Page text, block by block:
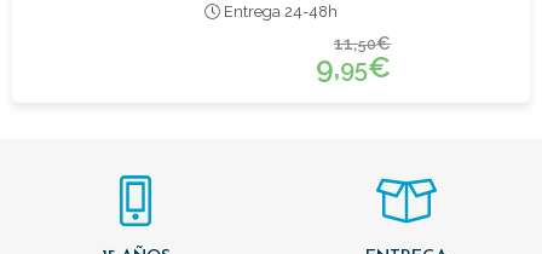
Entrega 24-48h
11,50€
9,95€